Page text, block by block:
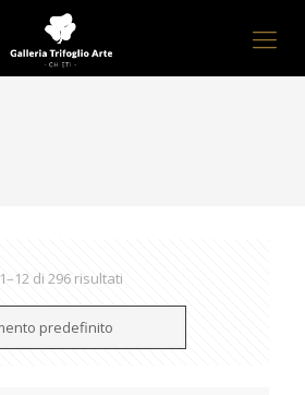
1–12 di 296 risultati